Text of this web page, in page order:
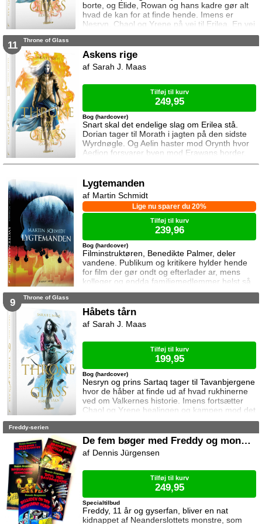
borte, og Elide, Rowan og hans kadre gør alt
hvad de kan for at finde hende. Imens er
Nesryn, Chaol og Yrene på vej til Erilea. En vej
der fører dem forbi Chaols barndomshjem
kæmper Aedion mod Erawans fremrykkende
styrker og sin vrede over den aftale Aelin og
Lysandra har indgået. Og Dorian og Manon
11 Throne of Glass
Askens rige
Snart skal det endelige slag om Erilea stå.
Dorian tager til Morath i jagten på den sidste
Wyrdnøgle. Og Aelin haster mod Orynth hvor
Aedion forsvarer byen mod Erawans horder.
Heldigvis er han ikke alene. Men kan deres
mod Erawans rædsler?
Bog (hardcover)
Sarah J. Maas
Tilføj til kurv
249,95
Lygtemanden
Filminstruktøren, Benedikte Palmer, deler
vandene. Publikum og kritikere hylder hende
for film der gør ondt og efterlader ar, mens
kolleger og endda familiemedlemmer helst så
hende forsvinde. Under en rejse til Los
miste livet. Da efterforskningen fortsætter
nyuddannede agent April Biggs for at assistere
Bog (hardcover)
Lige nu sparer du 20%
Martin Schmidt
Tilføj til kurv
239,96
9 Throne of Glass
Håbets tårn
Nesryn og prins Sartaq tager til Tavanbjergene
hvor de håber at finde ud af hvad rukhinerne
ved om Valkernes historie. Imens fortsætter
Chaol og Yrene healingen og kampen mod det
mystiske mørke som lurer inden i ham. Men
deres venner derhjemme.
Bog (hardcover)
Sarah J. Maas
Tilføj til kurv
199,95
Freddy-serien
De fem bøger med Freddy og monstrene
Freddy, 11 år og gyserfan, bliver en nat
kidnappet af Neanderslottets monstre, som
Specialtilbud
Dennis Jürgensen
Tilføj til kurv
249,95